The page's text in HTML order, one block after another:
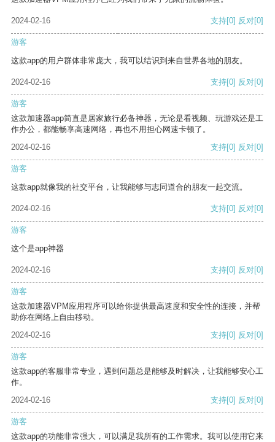
2024-02-16 支持[0] 反对[0]
游客
这款app的用户群体非常庞大，我可以结识到来自世界各地的朋友。
2024-02-16 支持[0] 反对[0]
游客
这款加速器app简直是居家旅行必备神器，无论是看视频、玩游戏还是工
作办公，都能畅享高速网络，再也不用担心网速卡顿了。
2024-02-16
支持[0] 反对[0]
游客
这款app就像我的社交平台，让我能够与志同道合的朋友一起交流。
2024-02-16 支持[0] 反对[0]
游客
这个是app神器
2024-02-16 支持[0] 反对[0]
游客
这款加速器VPM应用程序可以给你提供最高速度和安全性的连接，并帮
助你在网络上自由移动。
2024-02-16
支持[0] 反对[0]
游客
这款app的客服非常专业，遇到问题总是能够及时解决，让我能够安心工
作。
2024-02-16
支持[0] 反对[0]
游客
这款app的功能非常强大，可以满足我所有的工作需求。我可以使用它来